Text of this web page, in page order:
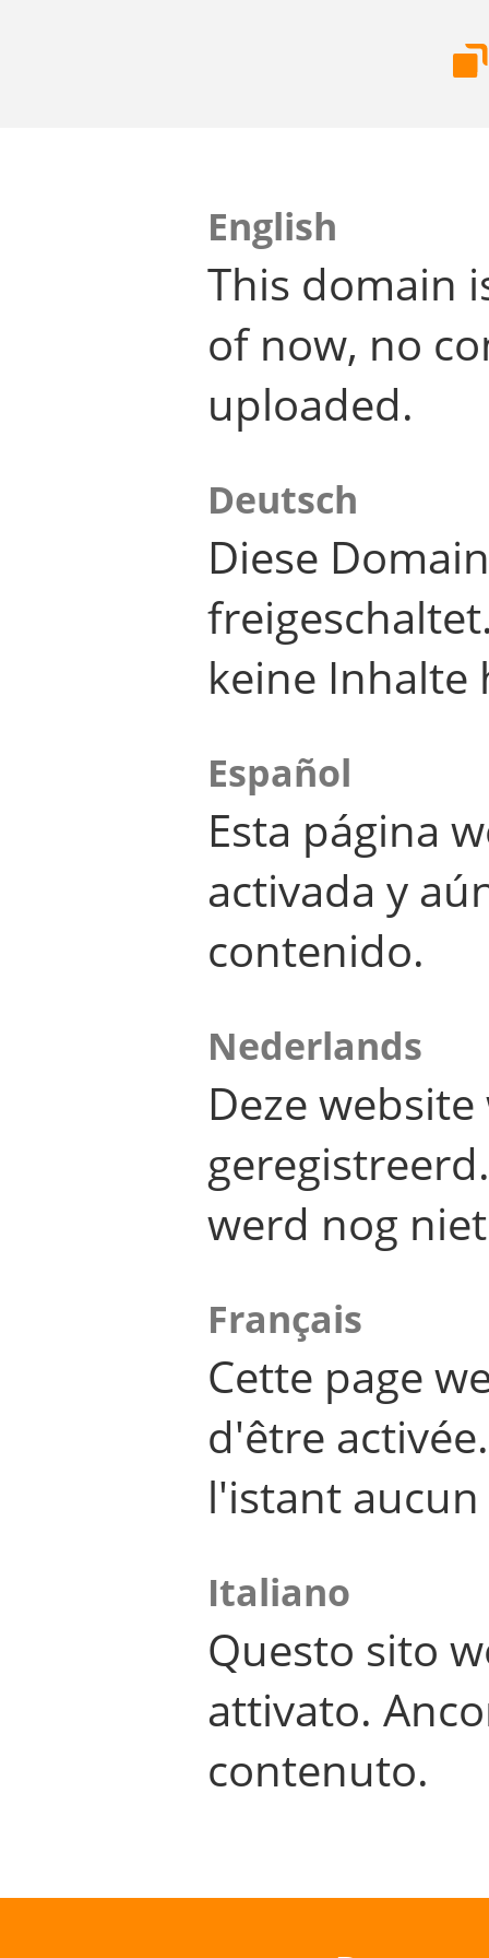
English
This domain
of now, no
uploaded.
Deutsch
Diese
keine Inhalte
Español
Esta página
activada y
contenido.
Nederlands
Deze
werd nog
Français
Cette page
d'être
l'istant
Italiano
Questo sito
attivato.
contenuto.